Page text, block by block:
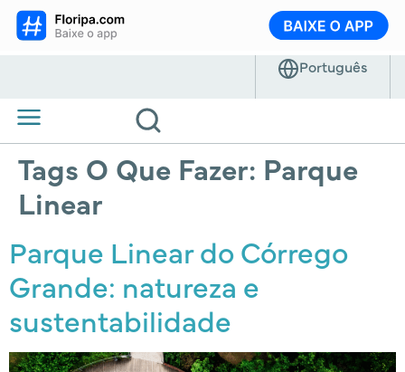
Tags O Que Fazer: Parque
Linear
Parque Linear do Córrego
Grande: natureza e
sustentabilidade